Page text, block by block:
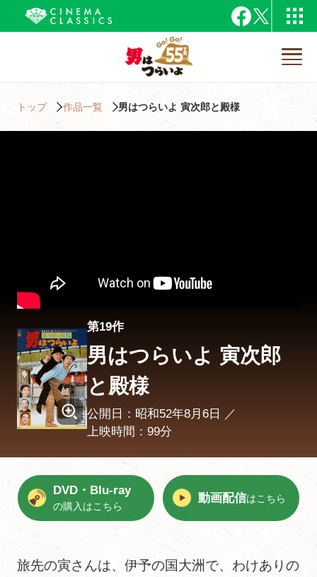
トップ 作品一覧 男はつらいよ 寅次郎と殿様
第19作
男はつらいよ 寅次郎
と殿様
公開日：昭和52年8月6日 ／
上映時間：99分
DVD・Blu-ray
の購入はこちら
動画配信はこちら
旅先の寅さんは、伊予の国大洲で、わけありの